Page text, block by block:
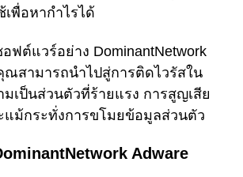
พื่อหากำไรได้
ฟต์แวร์อย่าง DominantNetwork
สามารถนำไปสู่การติดไวรัสใน
เป็นส่วนตัวที่ร้ายแรง การสูญเสีย
แม้กระทั่งการขโมยข้อมูลส่วนตัว
Adware